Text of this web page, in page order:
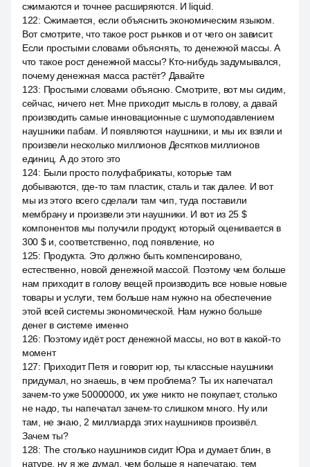
сжимаются и точнее расширяются. И liquid.
122: Сжимается, если объяснить экономическим языком.
Вот смотрите, что такое рост рынков и от чего он зависит.
Если простыми словами объяснять, то денежной массы. А
что такое рост денежной массы? Кто-нибудь задумывался,
почему денежная масса растёт? Давайте
123: Простыми словами объясню. Смотрите, вот мы сидим,
сейчас, ничего нет. Мне приходит мысль в голову, а давай
производить самые инновационные с шумоподавлением
наушники пабам. И появляются наушники, и мы их взяли и
произвели несколько миллионов Десятков миллионов
единиц. А до этого это
124: Были просто полуфабрикаты, которые там
добываются, где-то там пластик, сталь и так далее. И вот
мы из этого всего сделали там чип, туда поставили
мембрану и произвели эти наушники. И вот из 25 $
компонентов мы получили продукт, который оценивается в
300 $ и, соответственно, под появление, но
125: Продукта. Это должно быть компенсировано,
естественно, новой денежной массой. Поэтому чем больше
нам приходит в голову вещей производить все новые новые
товары и услуги, тем больше нам нужно на обеспечение
этой всей системы экономической. Нам нужно больше
денег в системе именно
126: Поэтому идёт рост денежной массы, но вот в какой-то
момент
127: Приходит Петя и говорит юр, ты классные наушники
придумал, но знаешь, в чем проблема? Ты их напечатал
зачем-то уже 50000000, их уже никто не покупает, столько
не надо, ты напечатал зачем-то слишком много. Ну или
там, не знаю, 2 миллиарда этих наушников произвёл.
Зачем ты?
128: The столько наушников сидит Юра и думает блин, в
натуре, ну я же думал, чем больше я напечатаю, тем